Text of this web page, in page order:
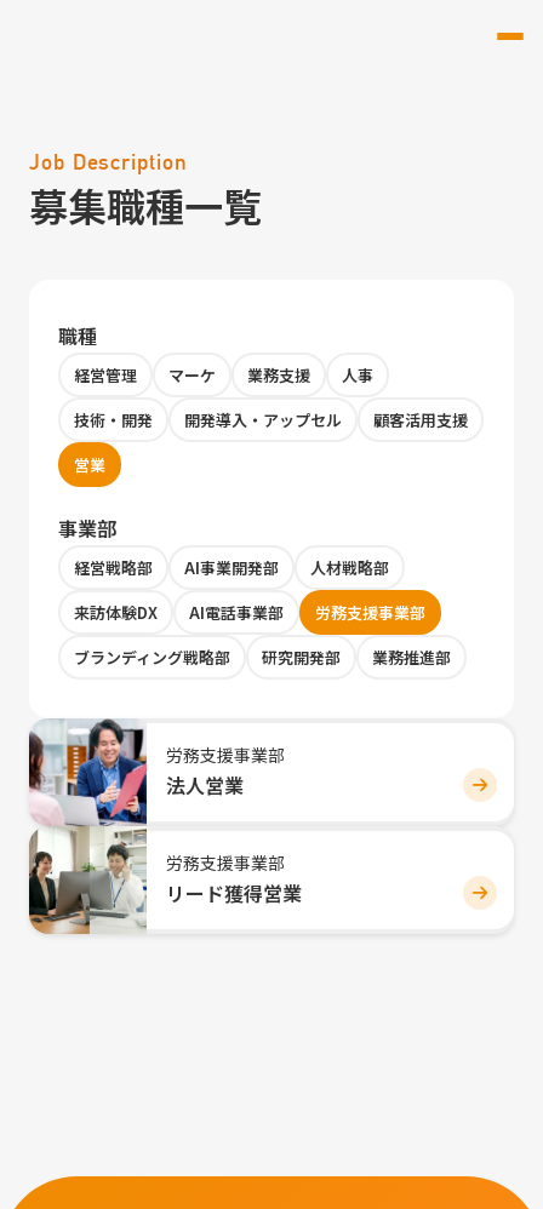
Job Description
募集職種一覧
職種
経営管理 マーケ 業務支援
人事
技術・開発
開発導入・アップセル
顧客活用支援
営業
事業部
経営戦略部 AI事業開発部
人材戦略部
来訪体験DX
AI電話事業部
労務支援事業部
ブランディング戦略部
研究開発部 業務推進部
労務支援事業部
法人営業
労務支援事業部
リード獲得営業